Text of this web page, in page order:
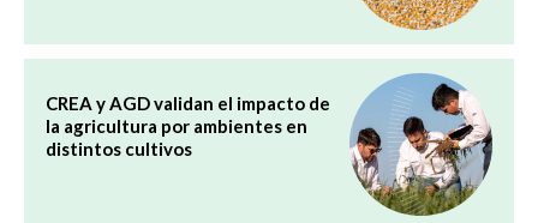
CREA y AGD validan el impacto de
la agricultura por ambientes en
distintos cultivos